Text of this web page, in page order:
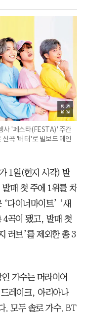
사 '페스타(FESTA)' 주간
신곡 '버터'로 빌보드 메인
1일(현지 시각) 발
매 첫 주에 1위를 차
다이너마이트’ ‘새
4곡이 됐고, 발매 첫
러브’를 제외한 총 3
가수는 머라이어
레이크, 아리아나
. 모두 솔로 가수. BT